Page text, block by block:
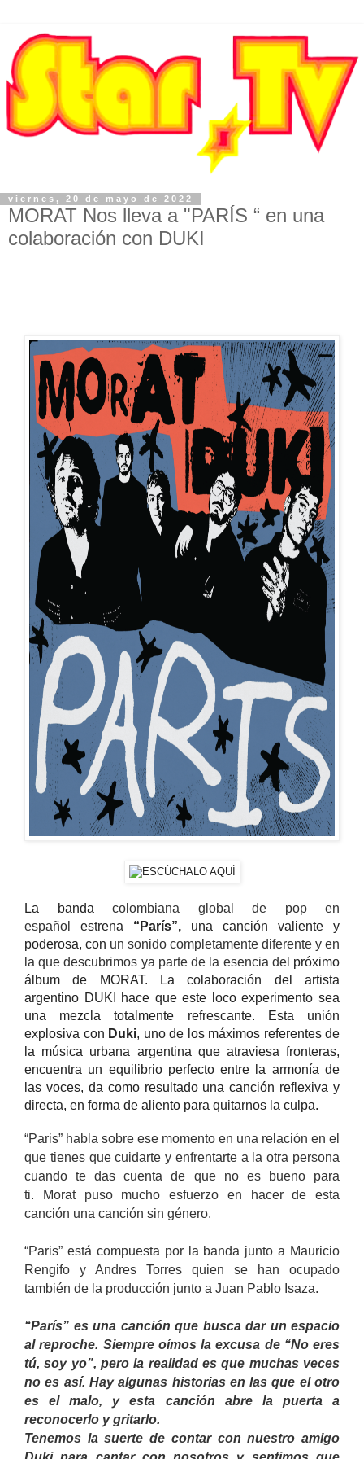
viernes, 20 de mayo de 2022
MORAT Nos lleva a "PARÍS “ en una
colaboración con DUKI
La banda colombiana global de pop en
español
estrena “París”, una canción valiente y
poderosa, con un sonido completamente diferente y en
la que descubrimos ya parte de la esencia del próximo
álbum de MORAT. La colaboración del artista
argentino DUKI hace que este loco experimento sea
una mezcla totalmente refrescante. Esta unión
explosiva con Duki, uno de los máximos referentes de
la música urbana argentina que atraviesa fronteras,
encuentra un equilibrio perfecto entre la armonía de
las voces, da como resultado una canción reflexiva y
directa, en forma de aliento para quitarnos la culpa.
“Paris” habla sobre ese momento en una relación en el
que tienes que cuidarte y enfrentarte a la otra persona
cuando te das cuenta de que no es bueno para
ti. Morat puso mucho esfuerzo en hacer de esta
canción una canción sin género.
“Paris” está compuesta por la banda junto a Mauricio
Rengifo y Andres Torres quien se han ocupado
también de la producción junto a Juan Pablo Isaza.
“París” es una canción que busca dar un espacio
al reproche. Siempre oímos la excusa de “No eres
tú, soy yo”, pero la realidad es que muchas veces
no es así. Hay algunas historias en las que el otro
es el malo, y esta canción abre la puerta a
reconocerlo y gritarlo.
Tenemos la suerte de contar con nuestro amigo